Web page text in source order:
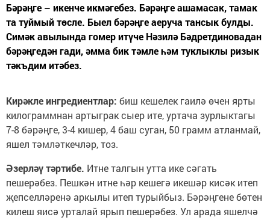
Бәрәңге – икенче икмәгебез. Бәрәңге аша­масак, тамак
та туймый төсле. Быел бәрәңге аеруча тансык бул­ды.
Симәк авылын­да гомер итүче Нәзилә Бәдретдиновадан
бәрәңгедән гади, әмма бик тәмле һәм туклыклы ризык
тәкъдим итәбез.
Кирәкле ингредиент­лар: биш кешелек гаилә өчен ярты
килограммнан артыграк сыер ите, урта­ча зурлыктагы
7-8 бәрәңге, 3-4 кишер, 4 баш суган, 50 грамм атланмай,
яшел тәмләткечләр, тоз.
Әзерләү тәртибе. Итне талгын утта ике сәгать
пешерәбез. Пешкән итне һәр кешегә икешәр кисәк итеп
җепселләренә ар­кылы итеп турыйбыз. Бәрәңгене бөтен
ки­леш яисә урталай ярып пешерәбез. Ул арада яшелчә